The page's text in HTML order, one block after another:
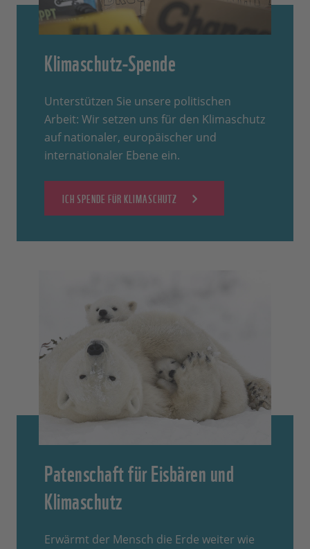
Klimaschutz-Spende
Unterstützen Sie unsere politischen
Arbeit: Wir setzen uns für den Klimaschutz
auf nationaler, europäischer und
internationaler Ebene ein.
ICH SPENDE FÜR KLIMASCHUTZ
Patenschaft für Eisbären und
Klimaschutz
Erwärmt der Mensch die Erde weiter wie